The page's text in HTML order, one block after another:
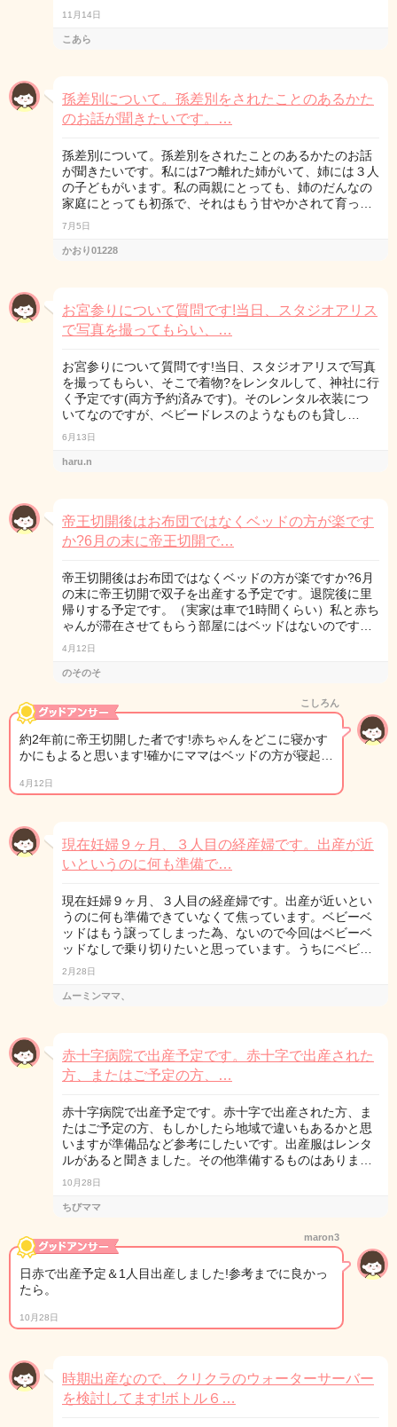
11月14日
こあら
孫差別について。孫差別をされたことのあるかた
のお話が聞きたいです。…
孫差別について。孫差別をされたことのあるかたのお話
が聞きたいです。私には7つ離れた姉がいて、姉には３人
の子どもがいます。私の両親にとっても、姉のだんなの
家庭にとっても初孫で、それはもう甘やかされて育っ…
7月5日
かおり01228
お宮参りについて質問です!当日、スタジオアリス
で写真を撮ってもらい、…
お宮参りについて質問です!当日、スタジオアリスで写真
を撮ってもらい、そこで着物?をレンタルして、神社に行
く予定です(両方予約済みです)。そのレンタル衣装につ
いてなのですが、ベビードレスのようなものも貸し…
6月13日
haru.n
帝王切開後はお布団ではなくベッドの方が楽です
か?6月の末に帝王切開で…
帝王切開後はお布団ではなくベッドの方が楽ですか?6月
の末に帝王切開で双子を出産する予定です。退院後に里
帰りする予定です。（実家は車で1時間くらい）私と赤ち
ゃんが滞在させてもらう部屋にはベッドはないのです…
4月12日
のそのそ
こしろん
約2年前に帝王切開した者です!赤ちゃんをどこに寝かす
かにもよると思います!確かにママはベッドの方が寝起…
4月12日
現在妊婦９ヶ月、３人目の経産婦です。出産が近
いというのに何も準備で…
現在妊婦９ヶ月、３人目の経産婦です。出産が近いとい
うのに何も準備できていなくて焦っています。ベビーベ
ッドはもう譲ってしまった為、ないので今回はベビーベ
ッドなしで乗り切りたいと思っています。うちにベビ…
2月28日
ムーミンママ、
赤十字病院で出産予定です。赤十字で出産された
方、またはご予定の方、…
赤十字病院で出産予定です。赤十字で出産された方、ま
たはご予定の方、もしかしたら地域で違いもあるかと思
いますが準備品など参考にしたいです。出産服はレンタ
ルがあると聞きました。その他準備するものはありま…
10月28日
ちびママ
maron3
日赤で出産予定＆1人目出産しました!参考までに良かっ
たら。
10月28日
時期出産なので、クリクラのウォーターサーバー
を検討してます!ボトル６…